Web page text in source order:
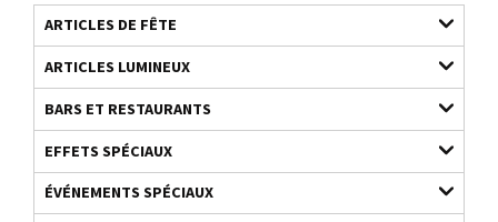
ARTICLES DE FÊTE
ARTICLES LUMINEUX
BARS ET RESTAURANTS
EFFETS SPÉCIAUX
ÉVÉNEMENTS SPÉCIAUX